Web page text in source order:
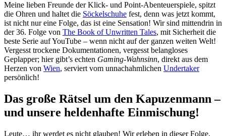
Meine lieben Freunde der Klick- und Point-Abenteuerspiele, spitzt
die Ohren und haltet die Söckelschuhe fest, denn was jetzt kommt,
ist nicht nur eine Folge, das ist eine Sensation! Wir sind mittendrin in
der 36. Folge von The Book of Unwritten Tales, mit Sicherheit die
beste Serie auf YouTube – wenn nicht auf der ganzen weiten Welt!
Vergesst trockene Dokumentationen, vergesst belangloses
Geplapper; hier gibt’s echten Gaming-Wahnsinn, direkt aus dem
Herzen von Wien, serviert vom unnachahmlichen Undertaker
persönlich!
Das große Rätsel um den Kapuzenmann –
und unsere heldenhafte Einmischung!
Leute… ihr werdet es nicht glauben! Wir erleben in dieser Folge,